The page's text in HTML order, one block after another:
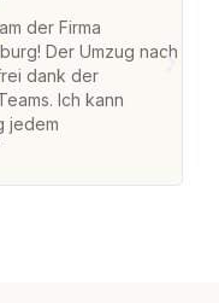
der Firma
Der Umzug nach
dank der
Ich kann
jedem